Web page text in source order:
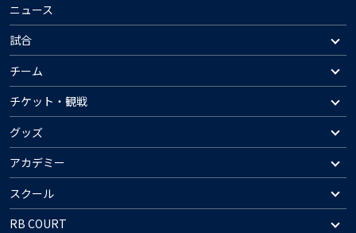
ニュース
試合
チーム
チケット・観戦
グッズ
アカデミー
スクール
RB COURT